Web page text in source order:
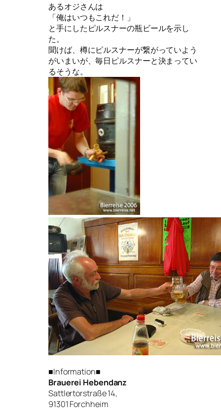
あるオジさんは
「俺はいつもこれだ！」
と手にしたピルスナーの瓶ビールを示し
た。
聞けば、樽にピルスナーが繋がっていよう
がいまいが、毎日ピルスナーと決まってい
るそうな。
■Information■
Brauerei Hebendanz
Sattlertorstraße 14,
91301 Forchheim